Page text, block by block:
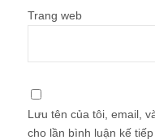
Trang web
Lưu tên của tôi, email,
cho lần bình luận kế tiếp